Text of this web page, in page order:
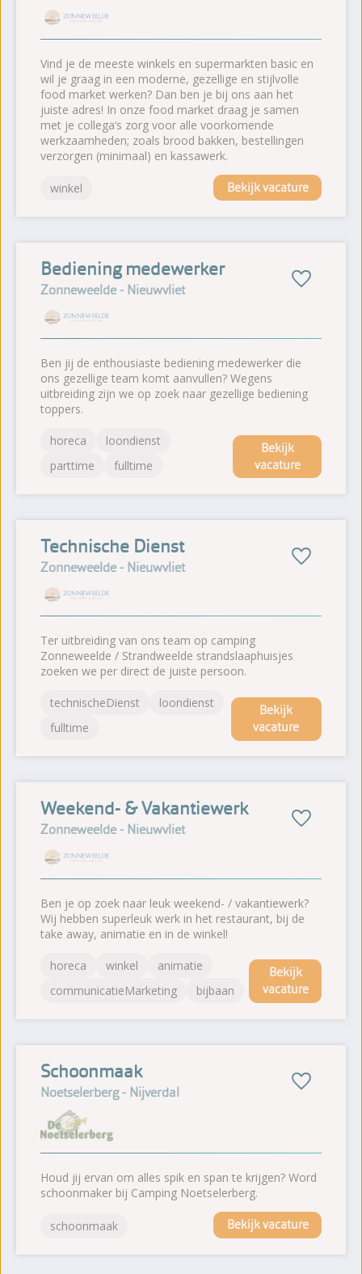
Vind je de meeste winkels en supermarkten basic en
wil je graag in een moderne, gezellige en stijlvolle
food market werken? Dan ben je bij ons aan het
juiste adres! In onze food market draag je samen
met je collega’s zorg voor alle voorkomende
werkzaamheden; zoals brood bakken, bestellingen
verzorgen (minimaal) en kassawerk.
winkel Bekijk vacature
Bediening medewerker
Zonneweelde - Nieuwvliet
Ben jij de enthousiaste bediening medewerker die
ons gezellige team komt aanvullen? Wegens
uitbreiding zijn we op zoek naar gezellige bediening
toppers.
horeca
loondienst
parttime
fulltime
Bekijk
vacature
Technische Dienst
Zonneweelde - Nieuwvliet
Ter uitbreiding van ons team op camping
Zonneweelde / Strandweelde strandslaaphuisjes
zoeken we per direct de juiste persoon.
technischeDienst
loondienst
fulltime
Bekijk
vacature
Weekend- & Vakantiewerk
Zonneweelde - Nieuwvliet
Ben je op zoek naar leuk weekend- / vakantiewerk?
Wij hebben superleuk werk in het restaurant, bij de
take away, animatie en in de winkel!
horeca winkel
animatie
communicatieMarketing
bijbaan
Bekijk
vacature
Schoonmaak
Noetselerberg - Nijverdal
Houd jij ervan om alles spik en span te krijgen? Word
schoonmaker bij Camping Noetselerberg.
schoonmaak Bekijk vacature